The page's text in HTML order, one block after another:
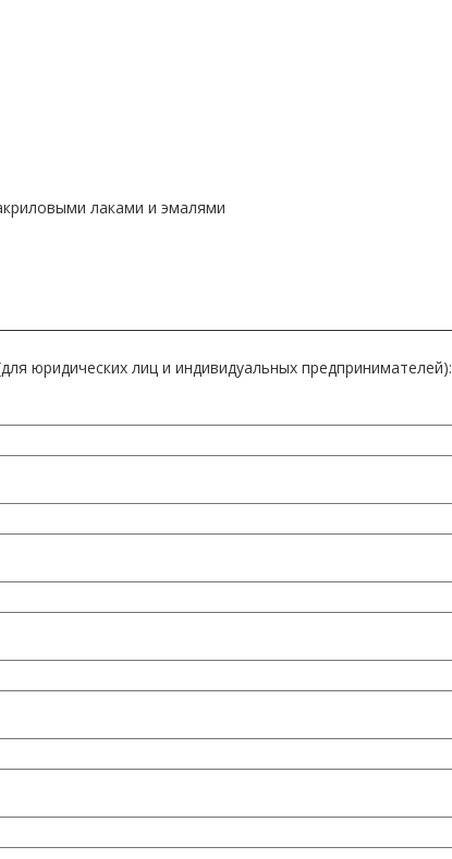
лаками и эмалями
юридических лиц и индивидуальных предпринимателей):